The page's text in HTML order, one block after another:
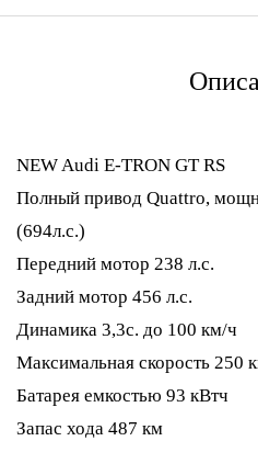
NEW Audi E-TRON GT RS
Полный привод Quattro,
(694л.c.)
Передний мотор 238 л.c.
Задний мотор 456 л.c.
Динамика 3,3c. до 100 км/ч
Максимальная скорость 250
Батарея емкостью 93 кВтч
Запас хода 487 км